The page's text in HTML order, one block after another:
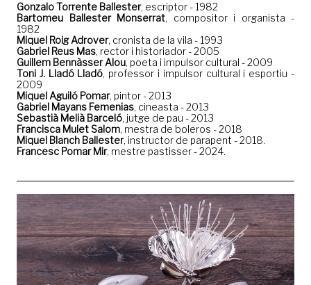
Gonzalo Torrente Ballester, escriptor - 1982
Bartomeu Ballester Monserrat, compositor i organista -
1982
Miquel Roig Adrover, cronista de la vila - 1993
Gabriel Reus Mas, rector i historiador - 2005
Guillem Bennàsser Alou, poeta i impulsor cultural - 2009
Toni J. Lladó Lladó, professor i impulsor cultural i esportiu -
2009
Miquel Aguiló Pomar, pintor - 2013
Gabriel Mayans Femenias, cineasta - 2013
Sebastià Melià Barceló, jutge de pau - 2013
Francisca Mulet Salom, mestra de boleros - 2018
Miquel Blanch Ballester, instructor de parapent - 2018.
Francesc Pomar Mir, mestre pastisser - 2024.